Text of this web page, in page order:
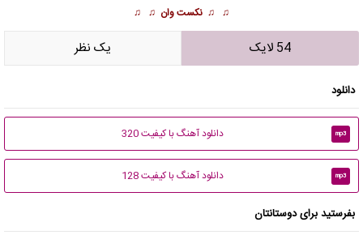
♫ ♫ نکست وان ♫ ♫
54 لایک يک نظر
دانلود
mp3 دانلود آهنگ با کیفیت 320
mp3 دانلود آهنگ با کیفیت 128
بفرستید برای دوستانتان